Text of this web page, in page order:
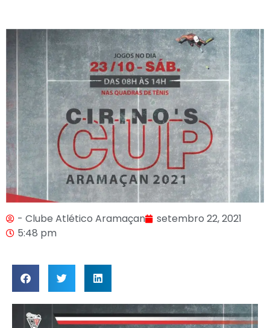
- Clube Atlético Aramaçan
setembro 22, 2021
5:48 pm